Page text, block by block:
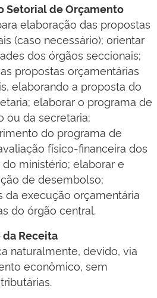
Setorial de Orçamento
elaboração das propostas
(caso necessário); orientar
dos órgãos seccionais;
propostas orçamentárias
elaborando a proposta do
elaborar o programa de
ou da secretaria;
do programa de
físico-financeira dos
ministério; elaborar e
de desembolso;
da execução orçamentária
do órgão central.
Receita
naturalmente, devido, via
econômico, sem